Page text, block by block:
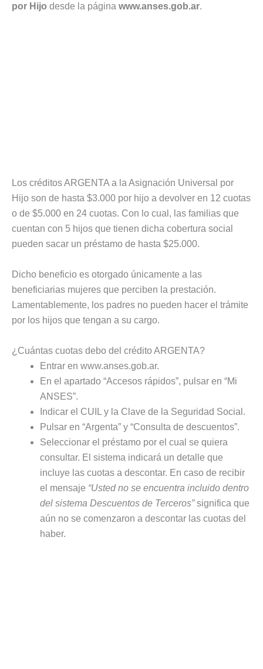
por Hijo desde la página www.anses.gob.ar.
Los créditos ARGENTA a la Asignación Universal por
Hijo son de hasta $3.000 por hijo a devolver en 12 cuotas
o de $5.000 en 24 cuotas. Con lo cual, las familias que
cuentan con 5 hijos que tienen dicha cobertura social
pueden sacar un préstamo de hasta $25.000.
Dicho beneficio es otorgado únicamente a las
beneficiarias mujeres que perciben la prestación.
Lamentablemente, los padres no pueden hacer el trámite
por los hijos que tengan a su cargo.
¿Cuántas cuotas debo del crédito ARGENTA?
Entrar en www.anses.gob.ar.
En el apartado “Accesos rápidos”, pulsar en “Mi
ANSES”.
Indicar el CUIL y la Clave de la Seguridad Social.
Pulsar en “Argenta” y “Consulta de descuentos”.
Seleccionar el préstamo por el cual se quiera
consultar. El sistema indicará un detalle que
incluye las cuotas a descontar. En caso de recibir
el mensaje “Usted no se encuentra incluido dentro
del sistema Descuentos de Terceros”significa que
aún no se comenzaron a descontar las cuotas del
haber.